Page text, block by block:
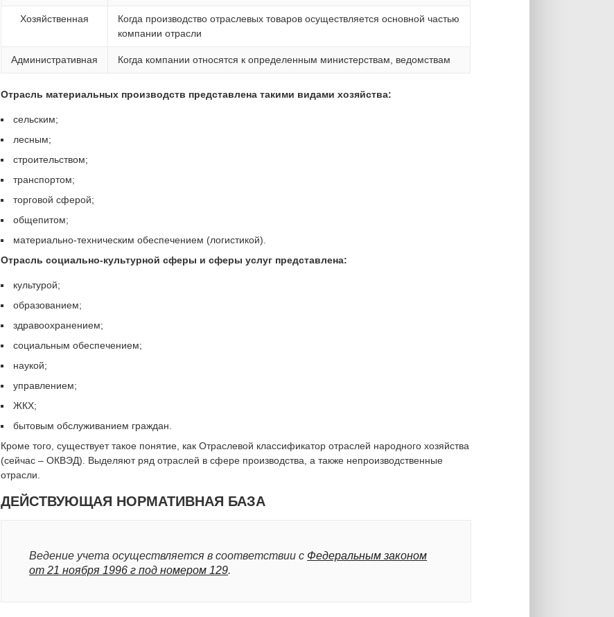
Хозяйственная
Когда производство отраслевых товаров осуществляется основной частью
компании отрасли
Административная Когда компании относятся к определенным министерствам, ведомствам
Отрасль материальных производств представлена такими видами хозяйства:
сельским;
лесным;
строительством;
транспортом;
торговой сферой;
общепитом;
материально-техническим обеспечением (логистикой).
Отрасль социально-культурной сферы и сферы услуг представлена:
культурой;
образованием;
здравоохранением;
социальным обеспечением;
наукой;
управлением;
ЖКХ;
бытовым обслуживанием граждан.
Кроме того, существует такое понятие, как Отраслевой классификатор отраслей народного хозяйства
(сейчас – ОКВЭД). Выделяют ряд отраслей в сфере производства, а также непроизводственные
отрасли.
ДЕЙСТВУЮЩАЯ НОРМАТИВНАЯ БАЗА
Ведение учета осуществляется в соответствии с Федеральным законом
от 21 ноября 1996 г под номером 129.